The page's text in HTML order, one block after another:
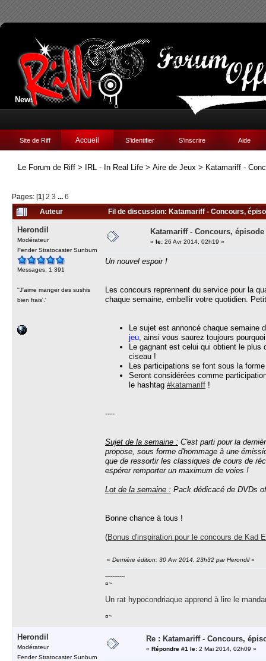
News:
Site de Riff Accueil S'identifier S'inscrire Aide
Le Forum de Riff > IRL - In Real Life > Aire de Jeux > Katamariff -
Pages: [1] 2 3 ... 6
Auteur
Fil de discussion: Katamariff - Concours,
Herondil
Modérateur
Fender Stratocaster Sunburn
Messages: 1 391
''J'aime manger des sushis
bien frais'.'
Katamariff - Concours, épisode
« le: 26 Avr 2014, 02h19 »
Un nouvel espoir !
Les concours reprennent du service pour la
chaque semaine, embellir votre quotidien.
Le sujet est annoncé chaque
jeu, ainsi vous saurez toujours
Le gagnant est celui qui obtient le
ciseau !
Les participations se font sous la
Seront considérées comme
le hashtag #katamariff !
----
Sujet de la semaine : C'est parti pour la
propose, sous forme d'hommage à une
que de ressortir les classiques de cours de
espérer remporter un maximum de voies !
Lot de la semaine : Pack dédicacé de DVDs
Bonne chance à tous !
(Bonus d'inspiration pour le concours de Kad
« Dernière édition: 30 Avr 2014, 23h32 par Herondil»
-----------
¤~
Un rat hypocondriaque apprend à lire le
¤~
Herondil
Modérateur
Fender Stratocaster Sunburn
Re : Katamariff - Concours,
« Répondre #1 le: 2 Mai 2014, 02h09 »